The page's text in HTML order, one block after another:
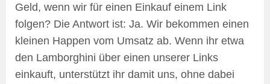
Geld, wenn wir für einen Einkauf einem Link
folgen? Die Antwort ist: Ja. Wir bekommen einen
kleinen Happen vom Umsatz ab. Wenn ihr etwa
den Lamborghini über einen unserer Links
einkauft, unterstützt ihr damit uns, ohne dabei